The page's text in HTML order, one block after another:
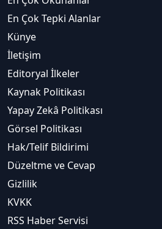
En Çok Tepki Alanlar
Künye
İletişim
Editoryal İlkeler
Kaynak Politikası
Yapay Zekâ Politikası
Görsel Politikası
Hak/Telif Bildirimi
Düzeltme ve Cevap
Gizlilik
KVKK
RSS Haber Servisi